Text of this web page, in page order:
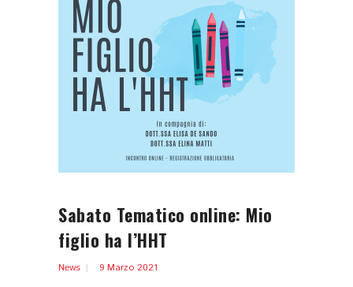
Sabato Tematico online: Mio
figlio ha l’HHT
News 9 Marzo 2021